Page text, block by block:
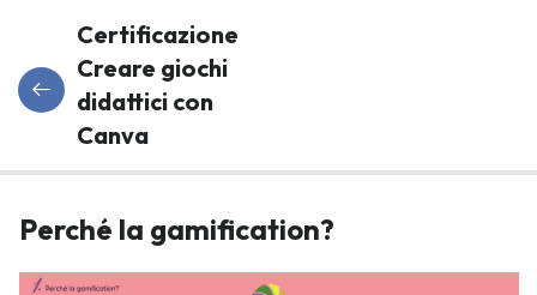
Programma
Del Corso
Certificazione
Creare giochi
didattici con
Canva
Perché la gamification?